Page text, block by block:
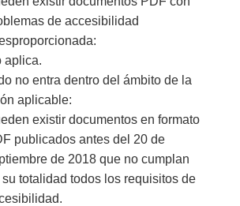
de accesibilidad
aplica.
no entra dentro del ámbito de la
aplicable:
existir documentos en formato
publicados antes del 20 de
de 2018 que no cumplan
su totalidad todos los requisitos de